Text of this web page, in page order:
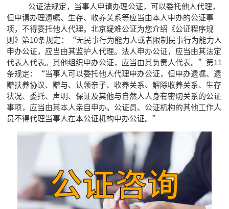
公证法规定，当事人申请办理公证，可以委托他人代理，
但申请办理遗嘱、生存、收养关系等应当由本人申办的公证事
项，不得委托他人代理。北京疑难公证为您介绍《公证程序规
则》第10条规定：“无民事行为能力人或者限制民事行为能力人
申办公证，应当由其监护人代理。法人申办公证，应当由其法定
代表人代表。其他组织申办公证，应当由其负责人代表。”第11
条规定：“当事人可以委托他人代理申办公证，但申办遗嘱、遗
赠扶养协议、赠与、认领亲子、收养关系、解除收养关系、生存
状况、委托、声明、保证及其他与自然人人身有密切关系的公证
事项，应当由其本人亲自申办。公证员、公证机构的其他工作人
员不得代理当事人在本公证机构申办公证。”